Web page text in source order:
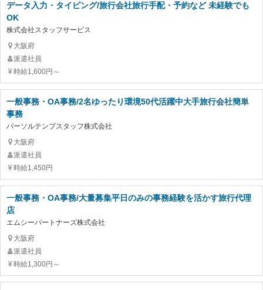
データ入力・タイピング/旅行会社旅行手配・予約など 未経験でも
OK
株式会社スタッフサービス
大阪府
派遣社員
時給1,600円～
一般事務・OA事務/2名ゆったり環境50代活躍中大手旅行会社簡単
事務
パーソルテンプスタッフ株式会社
大阪府
派遣社員
時給1,450円
一般事務・OA事務/大量募集平日のみの事務経験を活かす旅行代理
店
エムシーパートナーズ株式会社
大阪府
派遣社員
時給1,300円～